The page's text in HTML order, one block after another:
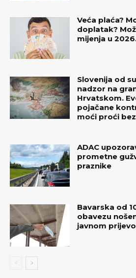
Veća plaća?
doplatak?
mijenja u
Slovenija od
nadzor na
Hrvatskom.
pojačane
moći proći
ADAC
prometne
praznike
Bavarska od
obavezu
javnom